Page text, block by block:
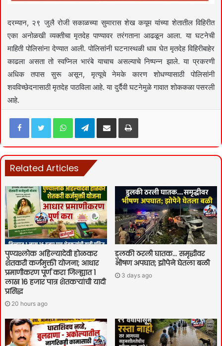
दरम्यान, २९ जुलै रोजी सकाळच्या सुमारास शेख कयूम यांच्या शेतातील विहिरीत
एका अनोळखी व्यक्तीचा मृतदेह पाण्यावर तरंगताना आढळून आला. या घटनेची
माहिती पोलिसांना देण्यात आली. पोलिसांनी घटनास्थळी धाव घेत मृतदेह विहिरीबाहेर
काढला असता तो स्वप्निल भारंबे याचाच असल्याचे निष्पन्न झाले. या प्रकरणी
अधिक तपास सुरू असून, मृत्यूचे नेमके कारण शोधण्यासाठी पोलिसांनी
शवविच्छेदनासाठी मृतदेह पाठविला आहे. या दुर्दैवी घटनेमुळे गावात शोककळा पसरली
आहे.
FacebookTwitterWhatsAppTelegramShare via Email Print
Related Articles
पुण्यश्लोक अहिल्यादेवी होळकर
शेतकरी कर्जमुक्ती योजना; आधार
प्रमाणीकरण पूर्ण करा जिल्ह्यात 1
लाख 16 हजार पात्र शेतकऱ्यांची यादी
प्रसिद्ध
20 hours ago
डुलकी ठरली घातक… समृद्धीवर
भीषण अपघात; झोपेने घेतला बळी
3 days ago